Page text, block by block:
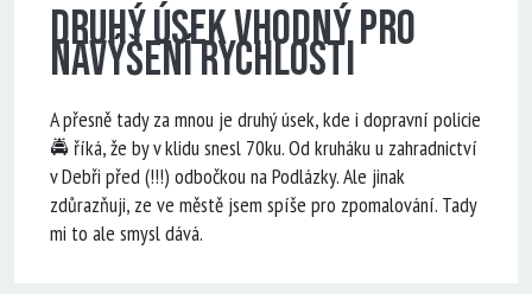
Druhý úsek vhodný pro
navýšení rychlosti
A přesně tady za mnou je druhý úsek, kde i dopravní policie
🚔 říká, že by v klidu snesl 70ku. Od kruháku u zahradnictví
v Debři před (!!!) odbočkou na Podlázky. Ale jinak
zdůrazňuji, ze ve městě jsem spíše pro zpomalování. Tady
mi to ale smysl dává.